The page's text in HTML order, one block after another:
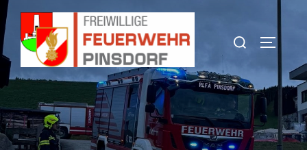
Zum
Inhalt
springen
Suchen